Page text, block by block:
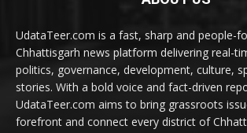
UdataTeer.com is a fast, sharp and people-
Chhattisgarh news platform delivering real-
politics, governance, development, culture,
stories. With a bold voice and fact-driven
UdataTeer.com aims to bring grassroots
forefront and connect every district of